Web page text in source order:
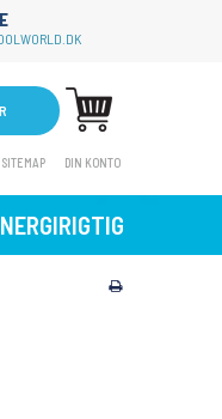
SITEMAP DIN KONTO